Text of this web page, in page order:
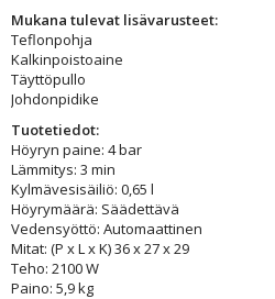
Mukana tulevat lisävarusteet:
Teflonpohja
Kalkinpoistoaine
Täyttöpullo
Johdonpidike
Tuotetiedot:
Höyryn paine: 4 bar
Lämmitys: 3 min
Kylmävesisäiliö: 0,65 l
Höyrymäärä: Säädettävä
Vedensyöttö: Automaattinen
Mitat: (P x L x K) 36 x 27 x 29
Teho: 2100 W
Paino: 5,9 kg